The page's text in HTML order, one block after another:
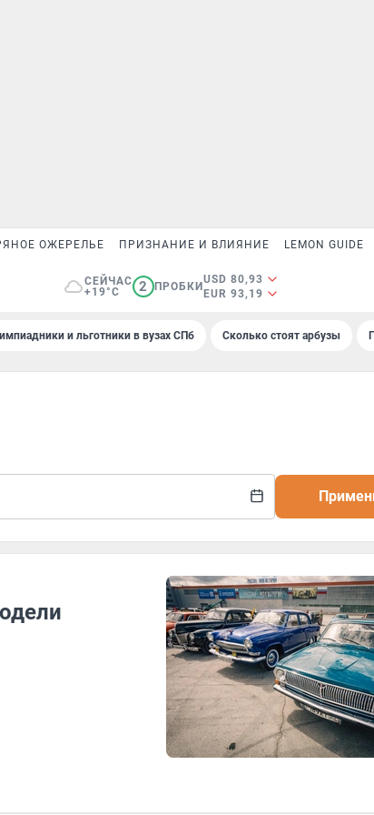
ОЖЕРЕЛЬЕ ПРИЗНАНИЕ И ВЛИЯНИЕ LEMON GUIDE
СЕЙЧАС
+19°C
2 ПРОБКИ
USD 80,93
EUR 93,19
и льготники в вузах СПб Сколько стоят арбузы